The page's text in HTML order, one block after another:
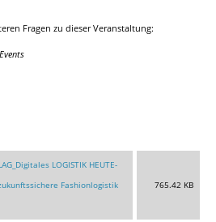
Fragen zu dieser Veranstaltung:
LOGISTIK HEUTE-
Fashionlogistik
765.42 KB